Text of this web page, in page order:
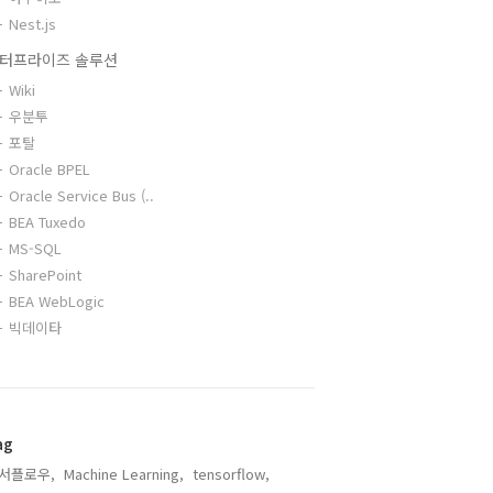
Nest.js
프라이즈 솔루션
Wiki
우분투
포탈
Oracle BPEL
Oracle Service Bus (..
BEA Tuxedo
MS-SQL
SharePoint
BEA WebLogic
빅데이타
플로우, Machine Learning, tensorflow,